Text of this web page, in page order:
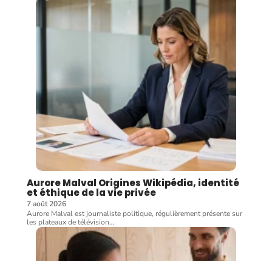
Aurore Malval Origines Wikipédia, identité
et éthique de la vie privée
7 août 2026
Aurore Malval est journaliste politique, régulièrement présente sur
les plateaux de télévision…